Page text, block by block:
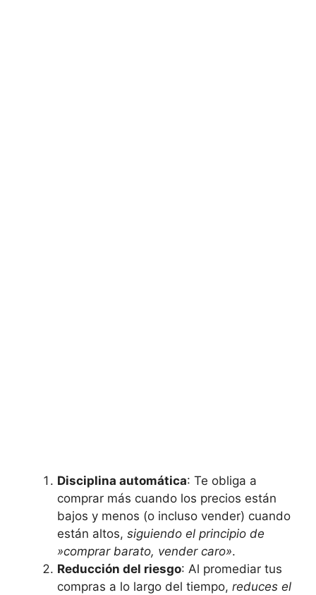
Disciplina⁤ automática: Te⁢ obliga a
comprar más cuando los precios están
bajos y menos (o incluso vender) ⁤cuando
están altos, siguiendo​ el principio ‌de
‍»comprar barato, vender⁣ caro».
Reducción‌ del riesgo: Al​ promediar tus
compras‌ a lo largo del tiempo, reduces el⁢